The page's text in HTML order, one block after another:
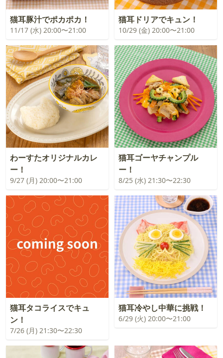
猫耳豚汁でポカポカ！
11/17 (水) 20:00〜21:00
猫耳ドリアでキュン！
10/29 (金) 20:00〜21:00
わーすたオリジナルカレ
ー！
9/27 (月) 20:00〜21:00
猫耳ゴーヤチャンプル
ー！
8/25 (水) 21:30〜22:30
猫耳タコライスでキュ
ン！
7/26 (月) 21:30〜22:30
猫耳冷やし中華に挑戦！
6/29 (火) 20:00〜21:00